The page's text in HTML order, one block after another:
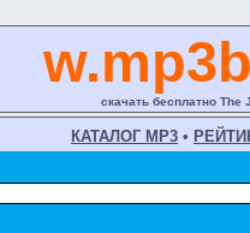
скачать бесплатно The
КАТАЛОГ MP3 •